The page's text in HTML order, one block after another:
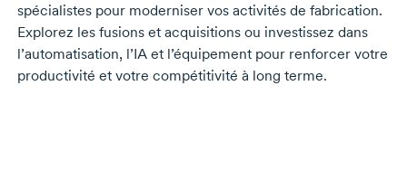
spécialistes pour moderniser vos activités de fabrication.
Explorez les fusions et acquisitions ou investissez dans
l’automatisation, l’IA et l’équipement pour renforcer votre
productivité et votre compétitivité à long terme.